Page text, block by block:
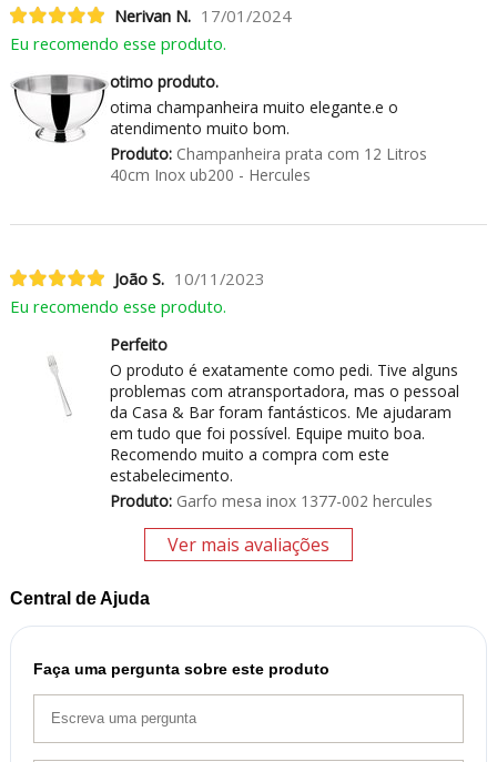
Nerivan N. 17/01/2024
Eu recomendo esse produto.
otimo produto.
otima champanheira muito elegante.e o
atendimento muito bom.
Produto:Champanheira prata com 12 Litros
40cm Inox ub200 - Hercules
João S. 10/11/2023
Eu recomendo esse produto.
Perfeito
O produto é exatamente como pedi. Tive alguns
problemas com atransportadora, mas o pessoal
da Casa & Bar foram fantásticos. Me ajudaram
em tudo que foi possível. Equipe muito boa.
Recomendo muito a compra com este
estabelecimento.
Produto:Garfo mesa inox 1377-002 hercules
Ver mais avaliações
Central de Ajuda
Faça uma pergunta sobre este produto